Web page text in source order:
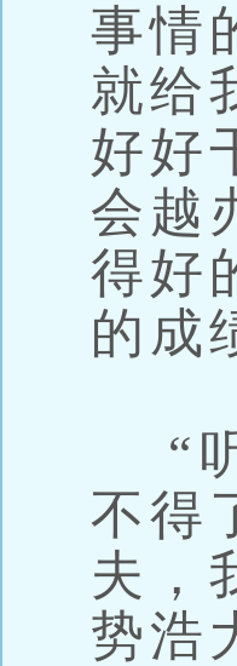
事情
就给
好好
会越
得好
的成
“听
不得
夫，
势浩